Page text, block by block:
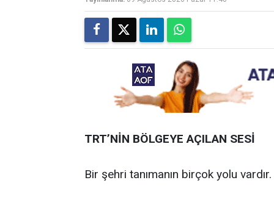
TRT’NİN BÖLGEYE AÇILAN SESİ
Bir şehri tanımanın birçok yolu vardır.